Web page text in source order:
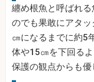
纏め根魚と呼ばれ
のでも果敢にアタ
㎝になるまでに約5
体や15㎝を下回る
保護の観点からも優